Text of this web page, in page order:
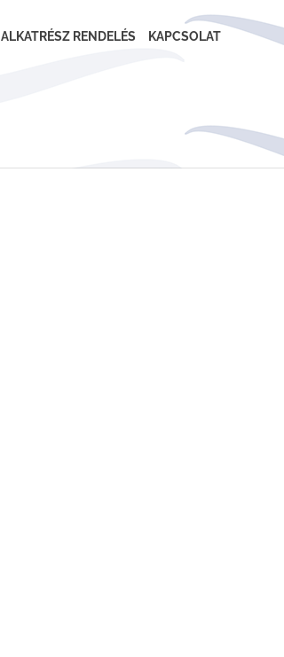
ALKATRÉSZ RENDELÉS KAPCSOLAT